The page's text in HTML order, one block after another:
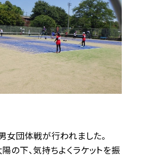
女団体戦が行われました。
の下、気持ちよくラケットを振